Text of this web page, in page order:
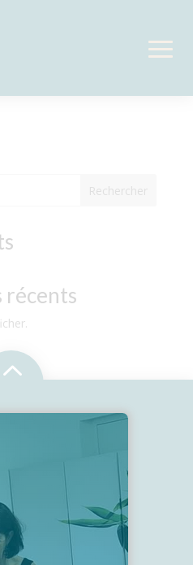
bol Kansu
Rechercher
récents